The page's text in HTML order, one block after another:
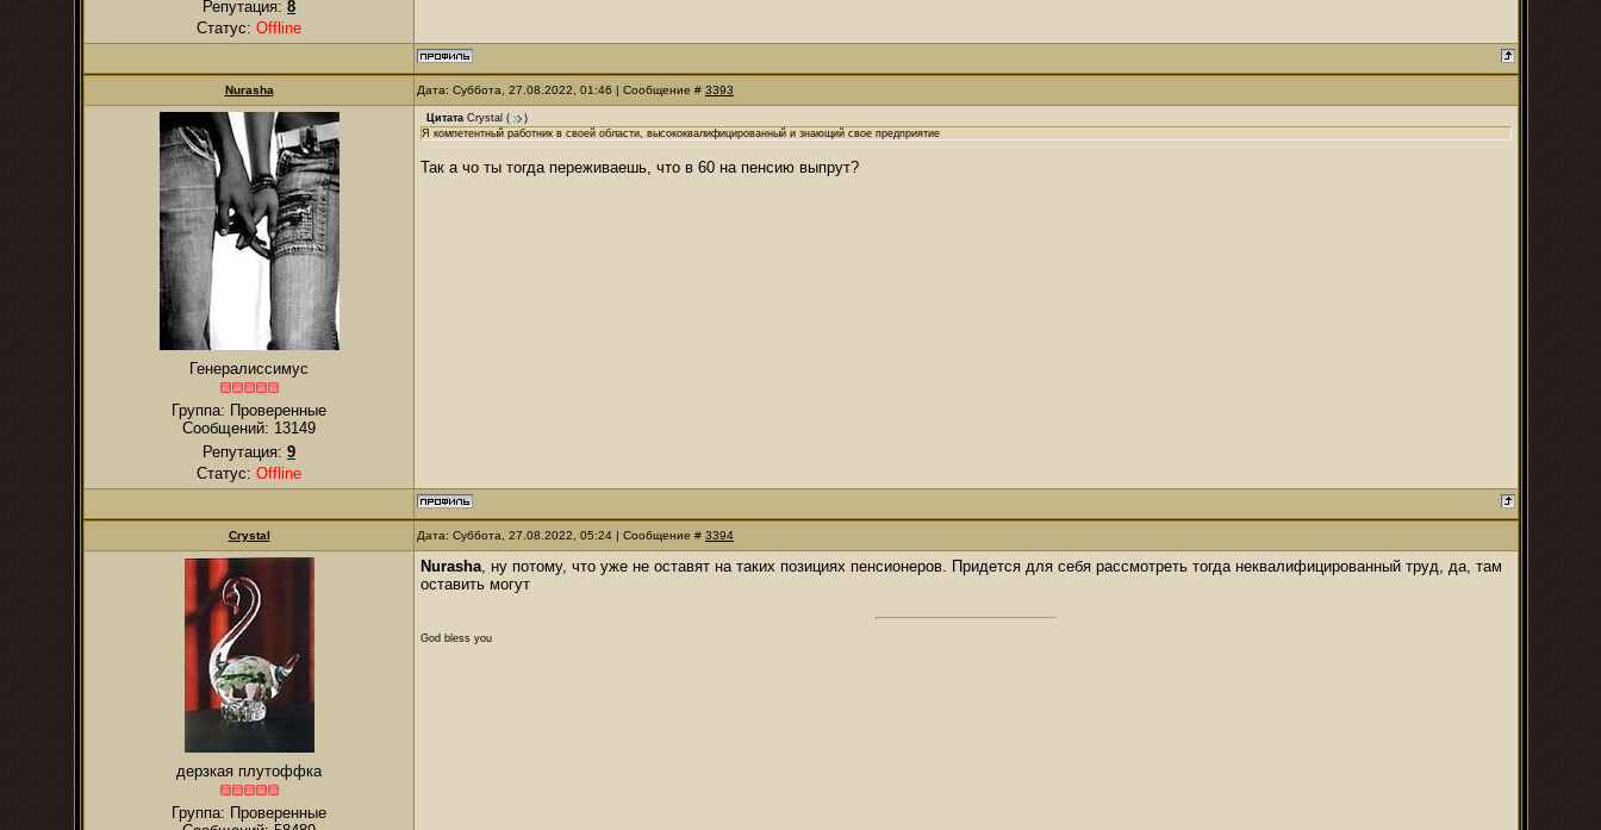
Репутация: 8
Статус: Offline
Nurаsha Дата: Суббота, 27.08.2022, 01:46 | Сообщение # 3393
Генералиссимус
Группа: Проверенные
Сообщений: 13149
Репутация: 9
Статус: Offline
Цитата Crystal (
)
Я компетентный работник в своей области, высококвалифицированный и знающий свое предприятие
Так а чо ты тогда переживаешь, что в 60 на пенсию выпрут?
Crystal Дата: Суббота, 27.08.2022, 05:24 | Сообщение # 3394
дерзкая плутоффка
Группа: Проверенные
Nurаsha, ну потому, что уже не оставят на таких позициях пенсионеров. Придется для себя рассмотреть тогда неквалифицированный труд, да, там
оставить могут
God bless you